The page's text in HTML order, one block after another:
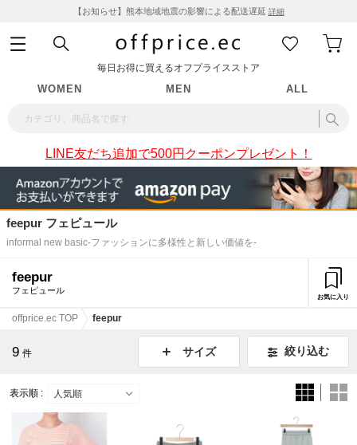
【お知らせ】熊本地域地震の影響による配送遅延 詳細
毎日お得に買えるオフプライスストア
WOMEN MEN ALL
LINE友だち追加で500円クーポンプレゼント！
feepur フェピュール
informal new basic-ファッションに多様性と新しい価値を-
feepur
フェピュール
お気に入り
offprice.ec TOP feepur
9 件 サイズ 絞り込む
表示順 :